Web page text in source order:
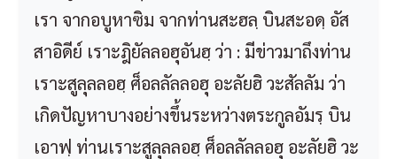
เรา จากอบูหาซิม จากท่านสะฮลฺ บินสะอดฺ อัส
สาอิดีย์ เราะฎิยัลลอฮุอันฮฺ ว่า : มีข่าวมาถึงท่าน
เราะสูลุลลอฮฺ ศ็อลลัลลอฮุ อะลัยฮิ วะสัลลัม ว่า
เกิดปัญหาบางอย่างขึ้นระหว่างตระกูลอัมรฺ บิน
เอาฟฺ ท่านเราะสูลุลลอฮฺ ศ็อลลัลลอฮุ อะลัยฮิ วะ